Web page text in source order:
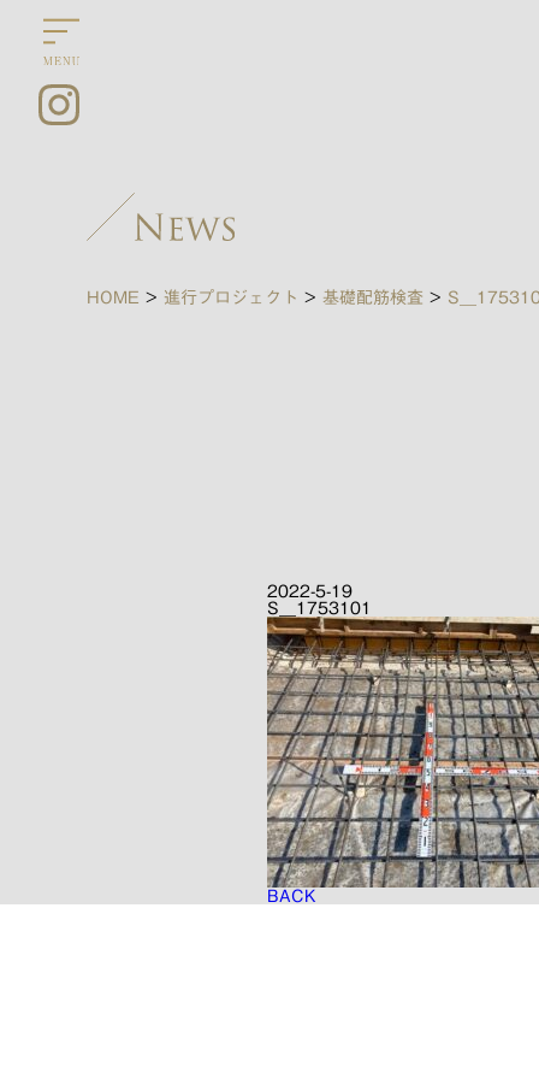
HOME > 進行プロジェクト > 基礎配筋検査 >
2022-5-19
S__1753101
BACK